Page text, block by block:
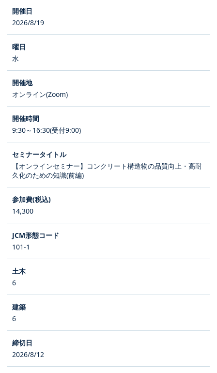
2026/8/19
水
オンライン(Zoom)
9:30～16:30(受付9:00)
【オンラインセミナー】コンクリート構造物の品質向上・高耐
久化のための知識(前編)
14,300
101-1
6
6
2026/8/12